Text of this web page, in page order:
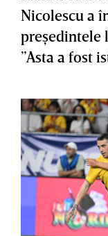
Nicolescu a
preşedintele
”Asta a fost